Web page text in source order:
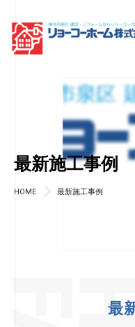
最新施工事例
HOME 最新施工事例
最